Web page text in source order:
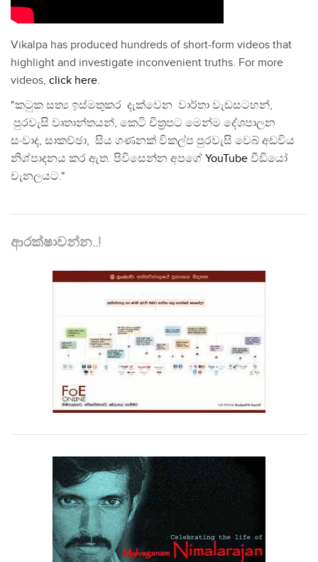
Vikalpa has produced hundreds of short-form videos that
highlight and investigate inconvenient truths. For more
videos, click here.
"කටුක සත්‍ය ඉස්මතුකර දැක්වෙන වාර්තා වැඩසටහන්,
පුරවැසි වෘතාන්තයන්, කෙටි චිත්‍රපට මෙන්ම දේශපාලන
සංවාද, සාකච්ඡා, සිය ගණනක් විකල්ප පුරවැසි වෙබ් අඩවිය
නිශ්පාදනය කර ඇත. පිවිසෙන්න අපගේ YouTube වීඩියෝ
චැනලයට."
ආරක්ෂාවන්න..!